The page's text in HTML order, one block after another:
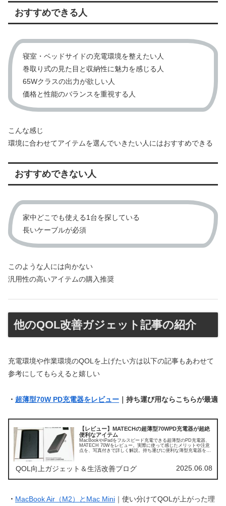
おすすめできる人
寝室・ベッドサイドの充電環境を整えたい人
巻取り式の見た目と収納性に魅力を感じる人
65Wクラスの出力が欲しい人
価格と性能のバランスを重視する人
こんな感じ
環境に合わせてアイテムを選んでいきたい人にはおすすめできる
おすすめできない人
家中どこでも使える1台を探している
長いケーブルが必須
このような人には向かない
汎用性の高いアイテムの購入推奨
他のQOL改善ガジェット記事の紹介
充電環境や作業環境のQOLを上げたい方は以下の記事もあわせて
参考にしてもらえると嬉しい
・ 超薄型70W PD充電器をレビュー ｜持ち運び用ならこちらが最適
【レビュー】MATECHの超薄型70WPD充電器が超絶
便利なアイテム
MacBookやiPadをフルスピード充電できる超薄型のPD充電器、
MATECH 70Wをレビュー。実際に使って感じたメリットや注意
点を、写真付きで詳しく解説。持ち運びに便利な薄型充電器を探
QOL向上ガジェット＆生活改善ブログ 2025.06.08
・ MacBook Air（M2）とMac Mini ｜使い分けてQOLが上がった理